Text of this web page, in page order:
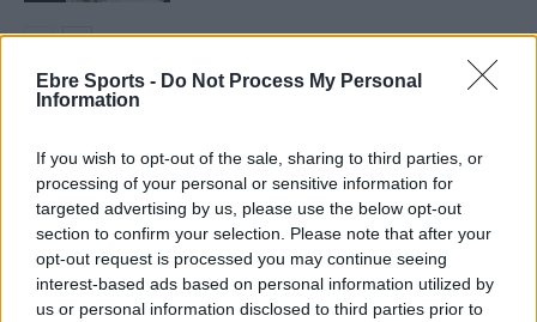
Ebre Sports - Do Not Process My Personal
Information
If you wish to opt-out of the sale, sharing to third parties, or
processing of your personal or sensitive information for
targeted advertising by us, please use the below opt-out
section to confirm your selection. Please note that after your
opt-out request is processed you may continue seeing
interest-based ads based on personal information utilized by
us or personal information disclosed to third parties prior to